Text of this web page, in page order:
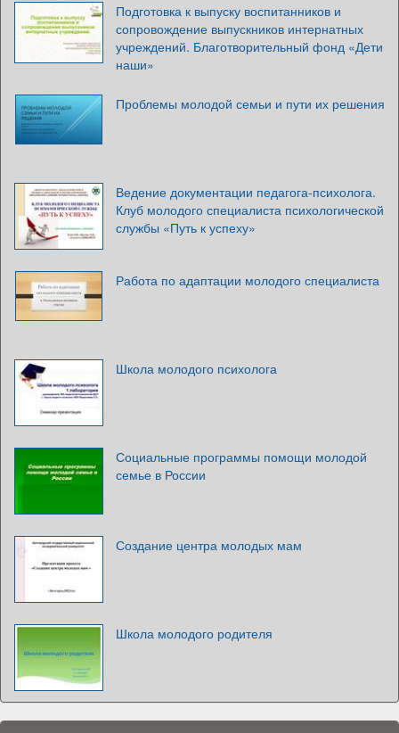
Подготовка к выпуску воспитанников и
сопровождение выпускников интернатных
учреждений. Благотворительный фонд «Дети
наши»
Проблемы молодой семьи и пути их решения
Ведение документации педагога-психолога.
Клуб молодого специалиста психологической
службы «Путь к успеху»
Работа по адаптации молодого специалиста
Школа молодого психолога
Социальные программы помощи молодой
семье в России
Создание центра молодых мам
Школа молодого родителя